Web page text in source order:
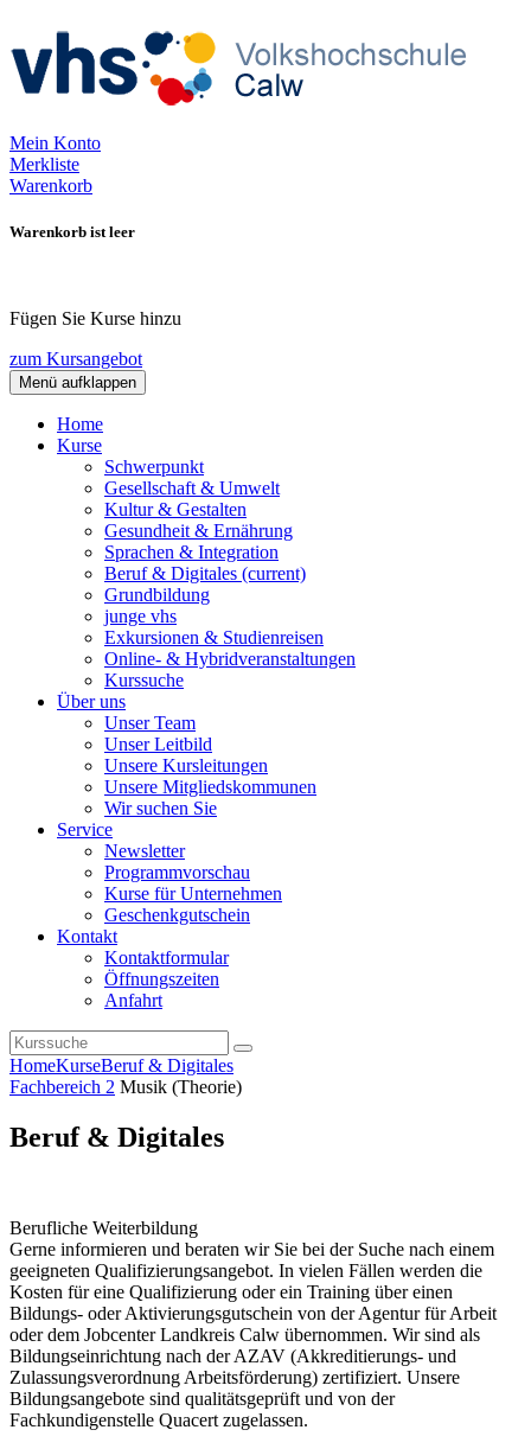
Mein Konto
Merkliste
Warenkorb
Warenkorb ist leer
Fügen Sie Kurse hinzu
zum Kursangebot
Menü aufklappen
Home
Kurse
Schwerpunkt
Gesellschaft & Umwelt
Kultur & Gestalten
Gesundheit & Ernährung
Sprachen & Integration
Beruf & Digitales (current)
Grundbildung
junge vhs
Exkursionen & Studienreisen
Online- & Hybridveranstaltungen
Kurssuche
Über uns
Unser Team
Unser Leitbild
Unsere Kursleitungen
Unsere Mitgliedskommunen
Wir suchen Sie
Service
Newsletter
Programmvorschau
Kurse für Unternehmen
Geschenkgutschein
Kontakt
Kontaktformular
Öffnungszeiten
Anfahrt
HomeKurseBeruf & Digitales
Fachbereich 2 Musik (Theorie)
Beruf & Digitales
Berufliche Weiterbildung
Gerne informieren und beraten wir Sie bei der Suche nach einem
geeigneten Qualifizierungsangebot. In vielen Fällen werden die
Kosten für eine Qualifizierung oder ein Training über einen
Bildungs- oder Aktivierungsgutschein von der Agentur für Arbeit
oder dem Jobcenter Landkreis Calw übernommen. Wir sind als
Bildungseinrichtung nach der AZAV (Akkreditierungs- und
Zulassungsverordnung Arbeitsförderung) zertifiziert. Unsere
Bildungsangebote sind qualitätsgeprüft und von der
Fachkundigenstelle Quacert zugelassen.